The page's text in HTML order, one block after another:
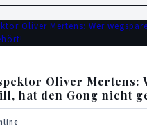
Oliver Mertens:
hat den Gong nicht